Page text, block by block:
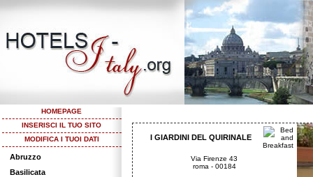
HOMEPAGE
INSERISCI IL TUO SITO
MODIFICA I TUOI DATI
Abruzzo
Basilicata
I GIARDINI DEL QUIRINALE
Via Firenze 43
roma - 00184